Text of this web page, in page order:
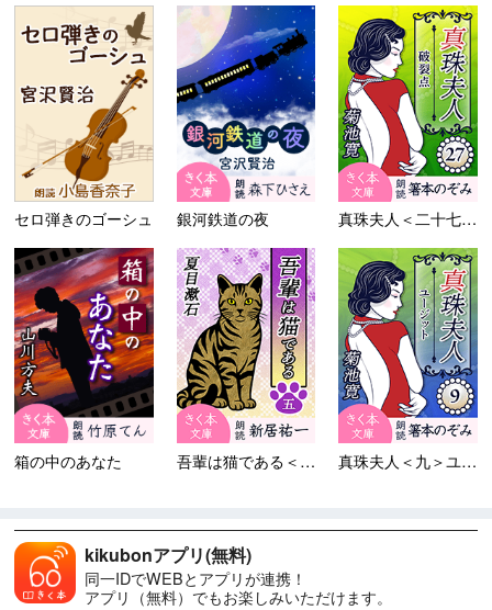
セロ弾きのゴーシュ 銀河鉄道の夜 真珠夫人＜二十七＞破裂点
箱の中のあなた 吾輩は猫である＜五＞ 真珠夫人＜九＞ユーヂット
kikubonアプリ(無料)
同一IDでWEBとアプリが連携！
アプリ（無料）でもお楽しみいただけます。